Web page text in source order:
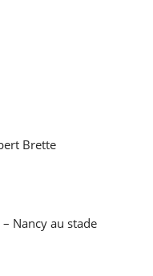
Brette
Nancy au stade